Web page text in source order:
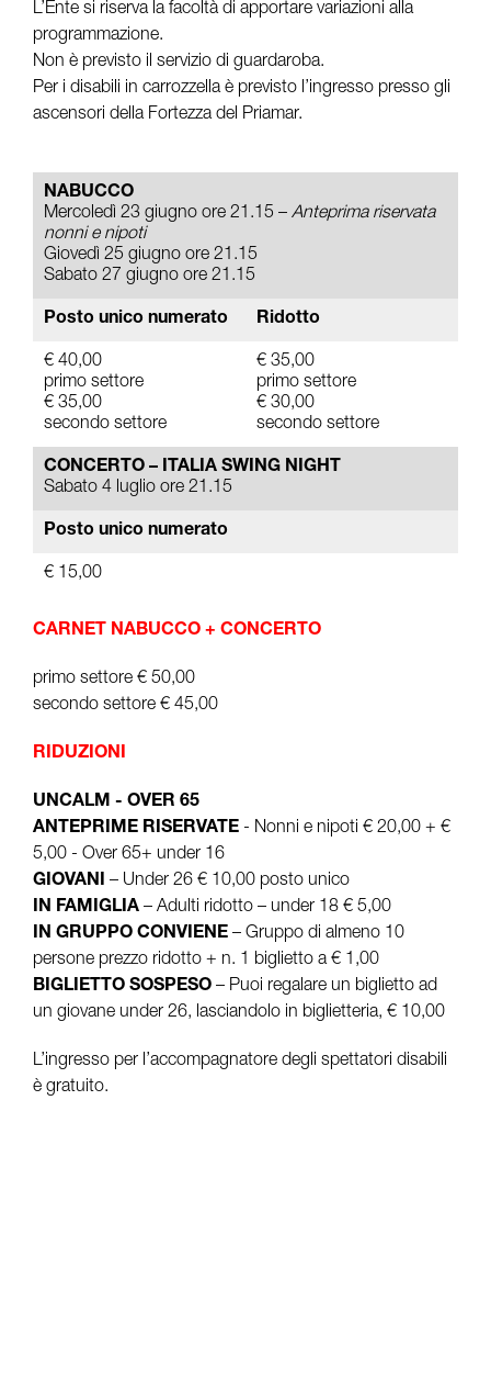
L’Ente si riserva la facoltà di apportare variazioni alla
programmazione.
Non è previsto il servizio di guardaroba.
Per i disabili in carrozzella è previsto l’ingresso presso gli
ascensori della Fortezza del Priamar.
NABUCCO
Mercoledì 23 giugno ore 21.15 – Anteprima riservata
nonni e nipoti
Giovedì 25 giugno ore 21.15
Sabato 27 giugno ore 21.15
Posto unico numerato Ridotto
€ 40,00
primo settore
€ 35,00
secondo settore
€ 35,00
primo settore
€ 30,00
secondo settore
CONCERTO – ITALIA SWING NIGHT
Sabato 4 luglio ore 21.15
Posto unico numerato
€ 15,00
CARNET NABUCCO + CONCERTO
primo settore € 50,00
secondo settore € 45,00
RIDUZIONI
UNCALM - OVER 65
ANTEPRIME RISERVATE - Nonni e nipoti € 20,00 + €
5,00 - Over 65+ under 16
GIOVANI – Under 26 € 10,00 posto unico
IN FAMIGLIA – Adulti ridotto – under 18 € 5,00
IN GRUPPO CONVIENE – Gruppo di almeno 10
persone prezzo ridotto + n. 1 biglietto a € 1,00
BIGLIETTO SOSPESO – Puoi regalare un biglietto ad
un giovane under 26, lasciandolo in biglietteria, € 10,00
L’ingresso per l’accompagnatore degli spettatori disabili
è gratuito.